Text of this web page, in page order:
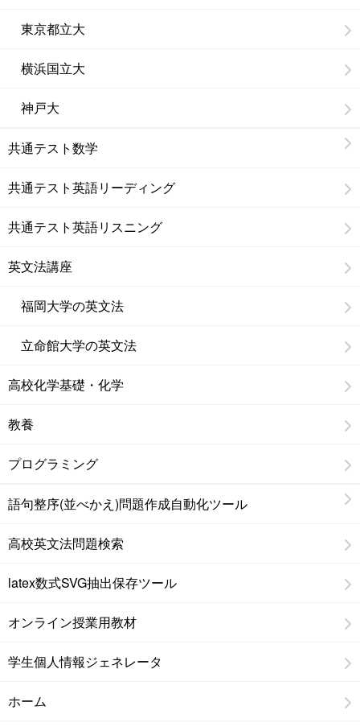
東京都立大
横浜国立大
神戸大
共通テスト数学
共通テスト英語リーディング
共通テスト英語リスニング
英文法講座
福岡大学の英文法
立命館大学の英文法
高校化学基礎・化学
教養
プログラミング
語句整序(並べかえ)問題作成自動化ツール
高校英文法問題検索
latex数式SVG抽出保存ツール
オンライン授業用教材
学生個人情報ジェネレータ
ホーム